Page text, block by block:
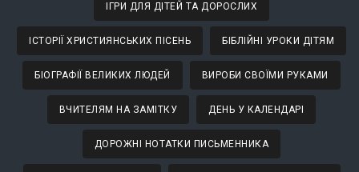
ІГРИ ДЛЯ ДІТЕЙ ТА ДОРОСЛИХ
ІСТОРІЇ ХРИСТИЯНСЬКИХ ПІСЕНЬ БІБЛІЙНІ УРОКИ ДІТЯМ
БІОГРАФІЇ ВЕЛИКИХ ЛЮДЕЙ ВИРОБИ СВОЇМИ РУКАМИ
ВЧИТЕЛЯМ НА ЗАМІТКУ ДЕНЬ У КАЛЕНДАРІ
ДОРОЖНІ НОТАТКИ ПИСЬМЕННИКА